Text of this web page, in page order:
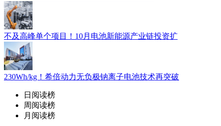
不及高峰单个项目！10月电池新能源产业链投资扩
230Wh/kg！希倍动力无负极钠离子电池技术再突破
日阅读榜
周阅读榜
月阅读榜